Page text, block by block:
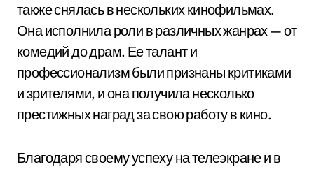
также снялась в нескольких кинофильмах.
Она исполнила роли в различных жанрах — от
комедий до драм. Ее талант и
профессионализм были признаны критиками
и зрителями, и она получила несколько
престижных наград за свою работу в кино.
Благодаря своему успеху на телеэкране и в